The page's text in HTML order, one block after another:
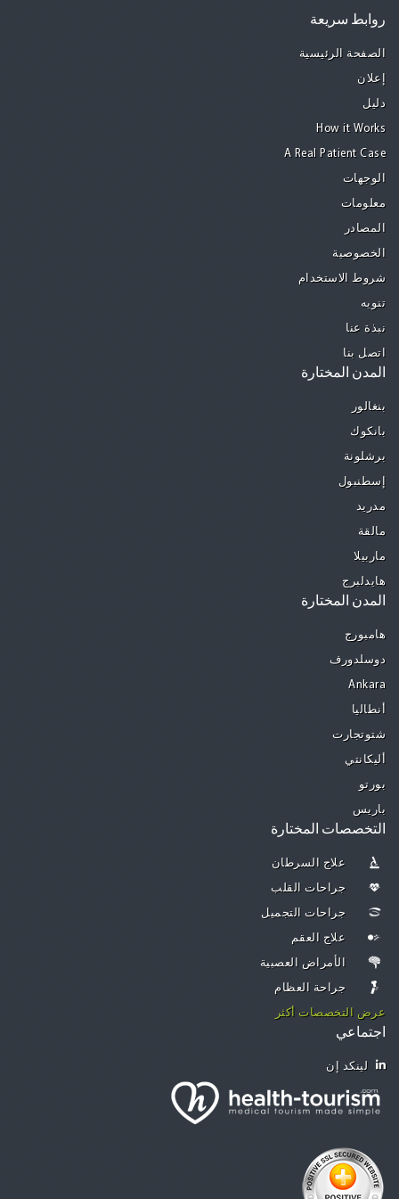
روابط سريعة
الصفحة الرئيسية
إعلان
دليل
How it Works
A Real Patient Case
الوجهات
معلومات
المصادر
الخصوصية
شروط الاستخدام
تنويه
نبذة عنا
اتصل بنا
المدن المختارة
بنغالور
بانكوك
برشلونة
إسطنبول
مدريد
مالقة
ماربيلا
هايدلبرج
المدن المختارة
هامبورج
دوسلدورف
Ankara
أنطاليا
شتوتجارت
أليكانتي
بورتو
باريس
التخصصات المختارة
علاج السرطان
جراحات القلب
جراحات التجميل
علاج العقم
الأمراض العصبية
جراحة العظام
عرض التخصصات أكثر
اجتماعي
لينكد إن